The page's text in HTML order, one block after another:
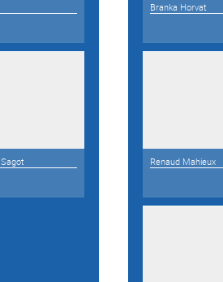
Branka Horvat
Renaud Mahieux